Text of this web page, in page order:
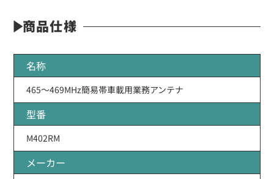
商品仕様
名称
465〜469MHz簡易帯車載用業務アンテナ
型番
M402RM
メーカー